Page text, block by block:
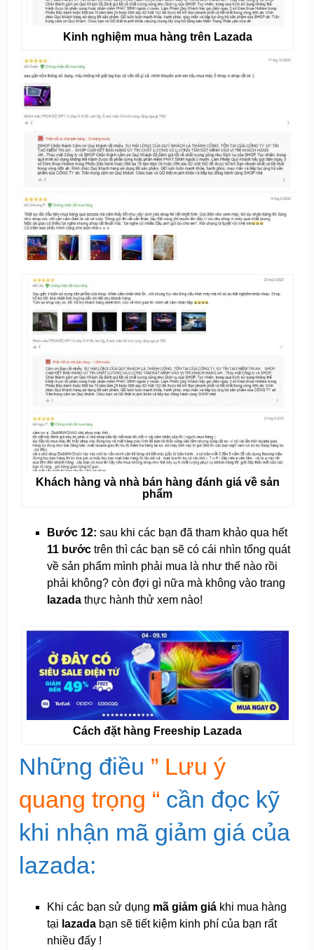
Kinh nghiệm mua hàng trên Lazada
Khách hàng và nhà bán hàng đánh giá về sản
phẩm
Bước 12: sau khi các bạn đã tham khảo qua hết
11 bướctrên thì các bạn sẽ có cái nhìn tổng quát
về sản phẩm mình phải mua là như thế nào rồi
phải không? còn đợi gì nữa mà không vào trang
lazadathực hành thử xem nào!
Cách đặt hàng Freeship Lazada
Những điều ” Lưu ý
quang trọng “ cần đọc kỹ
khi nhận mã giảm giá của
lazada:
Khi các bạn sử dụng mã giảm giákhi mua hàng
tại lazadabạn sẽ tiết kiệm kinh phí của bạn rất
nhiều đấy !